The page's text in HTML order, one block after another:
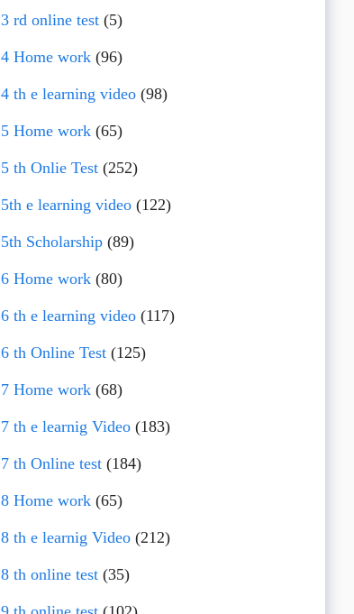
3 rd online test(5)
4 Home work(96)
4 th e learning video(98)
5 Home work(65)
5 th Onlie Test(252)
5th e learning video(122)
5th Scholarship(89)
6 Home work(80)
6 th e learning video(117)
6 th Online Test(125)
7 Home work(68)
7 th e learnig Video(183)
7 th Online test(184)
8 Home work(65)
8 th e learnig Video(212)
8 th online test(35)